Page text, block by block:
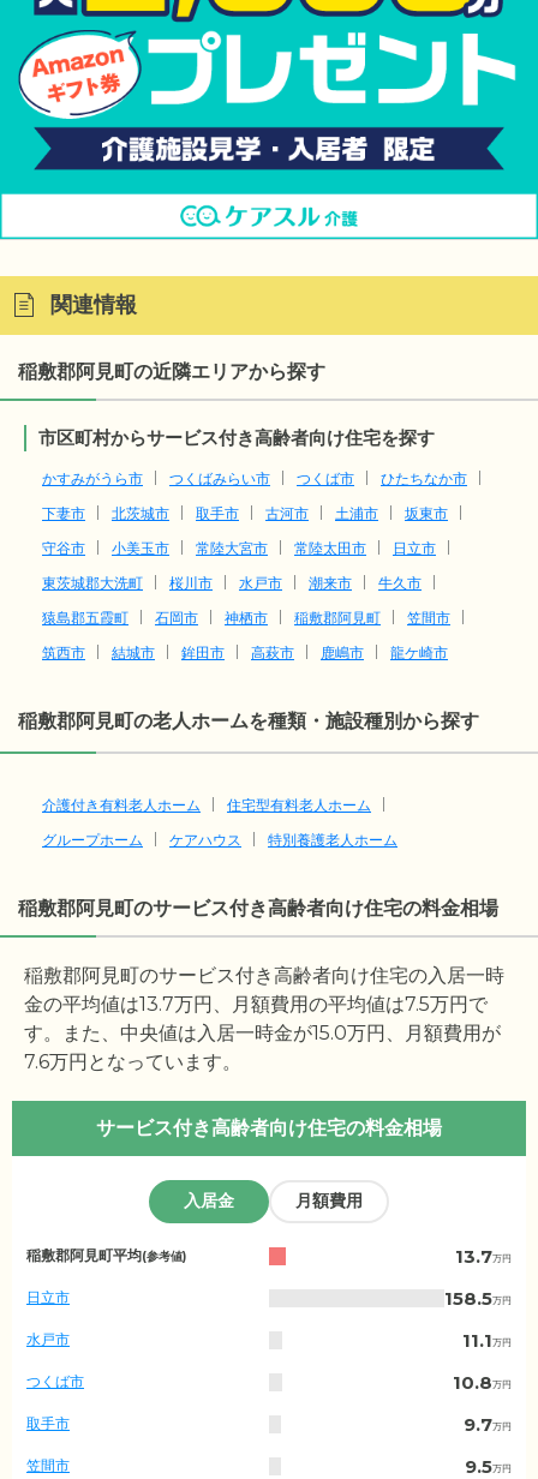
関連情報
稲敷郡阿見町の近隣エリアから探す
市区町村からサービス付き高齢者向け住宅を探す
かすみがうら市 つくばみらい市 つくば市
ひたちなか市
下妻市
北茨城市 取手市 古河市 土浦市
坂東市
守谷市
小美玉市 常陸大宮市 常陸太田市
日立市
東茨城郡大洗町
桜川市 水戸市 潮来市
牛久市
猿島郡五霞町
石岡市 神栖市 稲敷郡阿見町
笠間市
筑西市
結城市 鉾田市 高萩市 鹿嶋市 龍ケ崎市
稲敷郡阿見町の老人ホームを種類・施設種別から探す
介護付き有料老人ホーム
住宅型有料老人ホーム
グループホーム
ケアハウス 特別養護老人ホーム
稲敷郡阿見町のサービス付き高齢者向け住宅の料金相場
稲敷郡阿見町のサービス付き高齢者向け住宅の入居一時
金の平均値は13.7万円、月額費用の平均値は7.5万円で
す。また、中央値は入居一時金が15.0万円、月額費用が
7.6万円となっています。
サービス付き高齢者向け住宅の料金相場
入居金 月額費用
城
県
の
入
居
相
場
区
稲敷郡阿見町平均(参考値) 13.7万円
日立市 158.5万円
水戸市 11.1万円
つくば市 10.8万円
取手市 9.7万円
笠間市 9.5万円